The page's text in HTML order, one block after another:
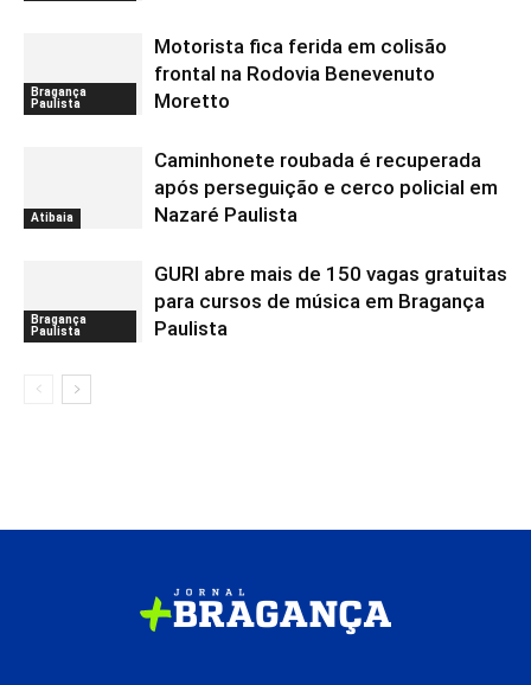
Bragança
Paulista
Motorista fica ferida em colisão
frontal na Rodovia Benevenuto
Moretto
Atibaia
Caminhonete roubada é recuperada
após perseguição e cerco policial em
Nazaré Paulista
Bragança
Paulista
GURI abre mais de 150 vagas gratuitas
para cursos de música em Bragança
Paulista